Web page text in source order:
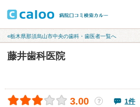
«栃木県那須烏山市中央の歯科・歯医者一覧へ
藤井歯科医院
3.00 ？ 1件